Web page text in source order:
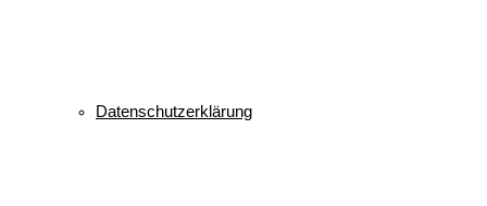
Datenschutzerklärung